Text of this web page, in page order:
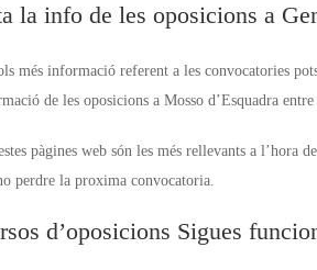
la info de les oposicions a
més informació referent a les convocatories
de les oposicions a Mosso d’Esquadra
pàgines web són les més rellevants a l’hora
perdre la proxima convocatoria.
d’oposicions Sigues